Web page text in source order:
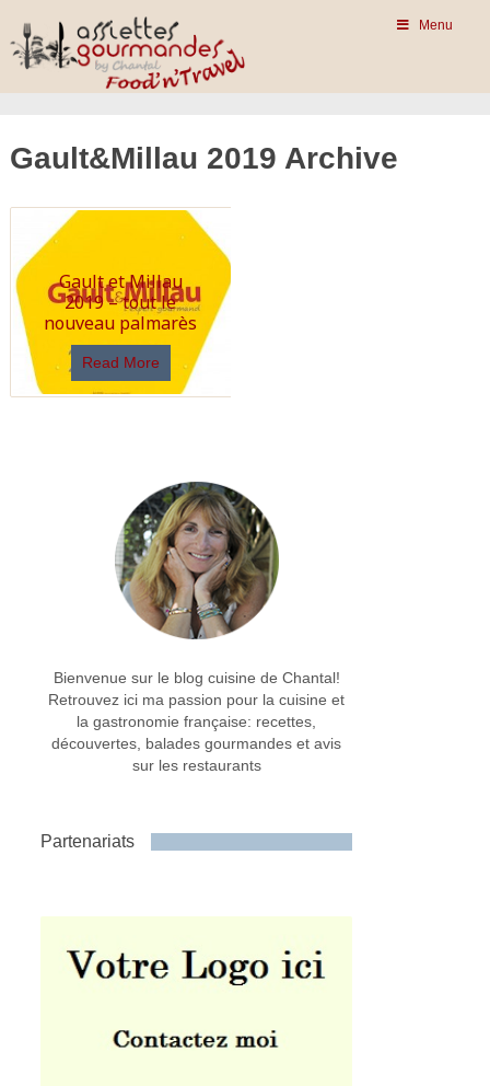
Menu
Gault&Millau 2019 Archive
Gault et Millau
2019 – tout le
nouveau palmarès
Read More
Bienvenue sur le blog cuisine de Chantal!
Retrouvez ici ma passion pour la cuisine et
la gastronomie française: recettes,
découvertes, balades gourmandes et avis
sur les restaurants
Partenariats